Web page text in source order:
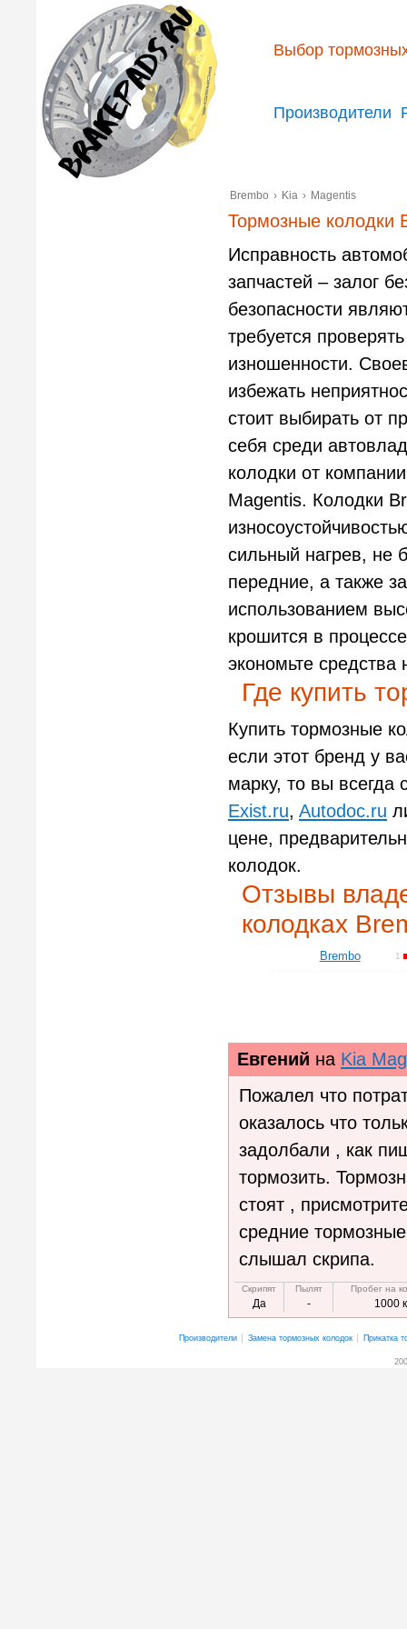
Выбор
Производители
Brembo › Kia › Magentis
Тормозные колодки
Исправность
запчастей – залог
безопасности
требуется
изношенности.
избежать
стоит выбирать от
себя среди
колодки от
Magentis. Колодки
сильный нагрев, не
передние, а также
использованием
крошится в
экономьте
Где купить
Купить тормозные
если этот бренд у
марку, то вы всегда
Exist.ru, Autodoc.ru
цене,
колодок.
Отзывы
колодках
Brembo 1
Евгений на Kia
Пожалел что
оказалось что
задолбали , как
тормозить.
стоят ,
средние
слышал скрипа.
Скрипят
Да
Пылят
-
Пробег на
1000
Производители Замена тормозных колодок Прикатка